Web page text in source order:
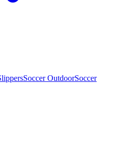
Soccer OutdoorSoccer